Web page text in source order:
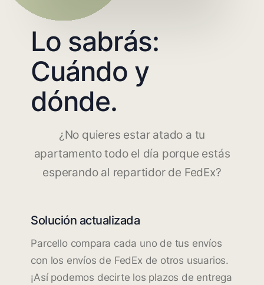
Lo sabrás:
Cuándo y
dónde.
¿No quieres estar atado a tu
apartamento todo el día porque estás
esperando al repartidor de FedEx?
Solución actualizada
Parcello compara cada uno de tus envíos
con los envíos de FedEx de otros usuarios.
¡Así podemos decirte los plazos de entrega